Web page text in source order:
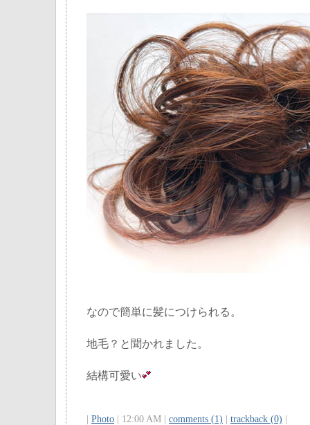
なので簡単に髪につけられる。
地毛？と聞かれました。
結構可愛い
Photo | 12:00 AM | comments (1) trackback (0)